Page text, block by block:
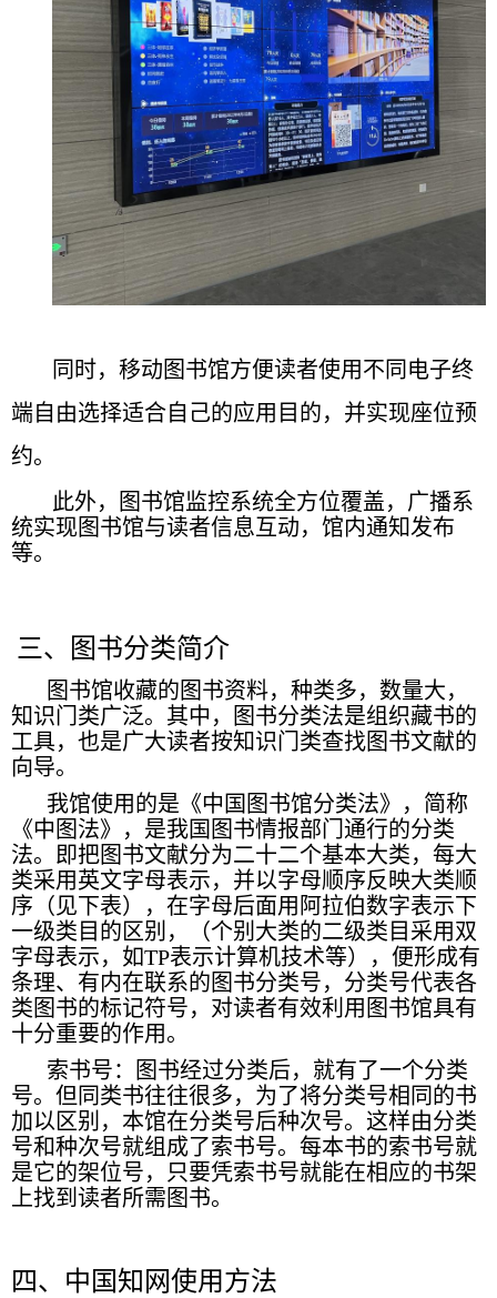
同时，移动图书馆方便读者使用不同电子终
端自由选择适合自己的应用目的，并实现座位预
约。
此外，图书馆监控系统全方位覆盖，广播系
统实现图书馆与读者信息互动，馆内通知发布
等。
三、图书分类简介
图书馆收藏的图书资料，种类多，数量大，
知识门类广泛。其中，图书分类法是组织藏书的
工具，也是广大读者按知识门类查找图书文献的
向导。
我馆使用的是《中国图书馆分类法》，简称
《中图法》，是我国图书情报部门通行的分类
法。即把图书文献分为二十二个基本大类，每大
类采用英文字母表示，并以字母顺序反映大类顺
序（见下表），在字母后面用阿拉伯数字表示下
一级类目的区别，（个别大类的二级类目采用双
字母表示，如TP表示计算机技术等），便形成有
条理、有内在联系的图书分类号，分类号代表各
类图书的标记符号，对读者有效利用图书馆具有
十分重要的作用。
索书号：图书经过分类后，就有了一个分类
号。但同类书往往很多，为了将分类号相同的书
加以区别，本馆在分类号后种次号。这样由分类
号和种次号就组成了索书号。每本书的索书号就
是它的架位号，只要凭索书号就能在相应的书架
上找到读者所需图书。
四、中国知网使用方法